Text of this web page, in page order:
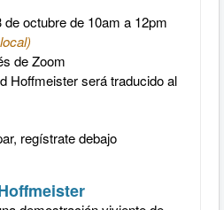
de octubrede 10am a 12pm
de Zoom
Hoffmeister será traducido al
regístrate debajo